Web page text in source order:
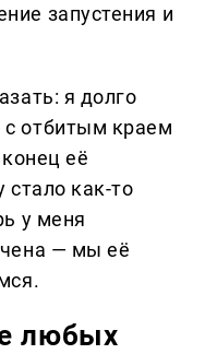
запустения и
я долго
отбитым краем
её
стало как-то
у меня
— мы её
любых